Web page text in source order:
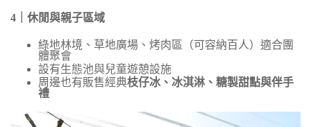
4 ｜休閒與親子區域
綠地林境、草地廣場、烤肉區（可容納百人）適合團
體聚會
設有生態池與兒童遊憩設施
周邊也有販售經典枝仔冰、冰淇淋、糖製甜點與伴手
禮